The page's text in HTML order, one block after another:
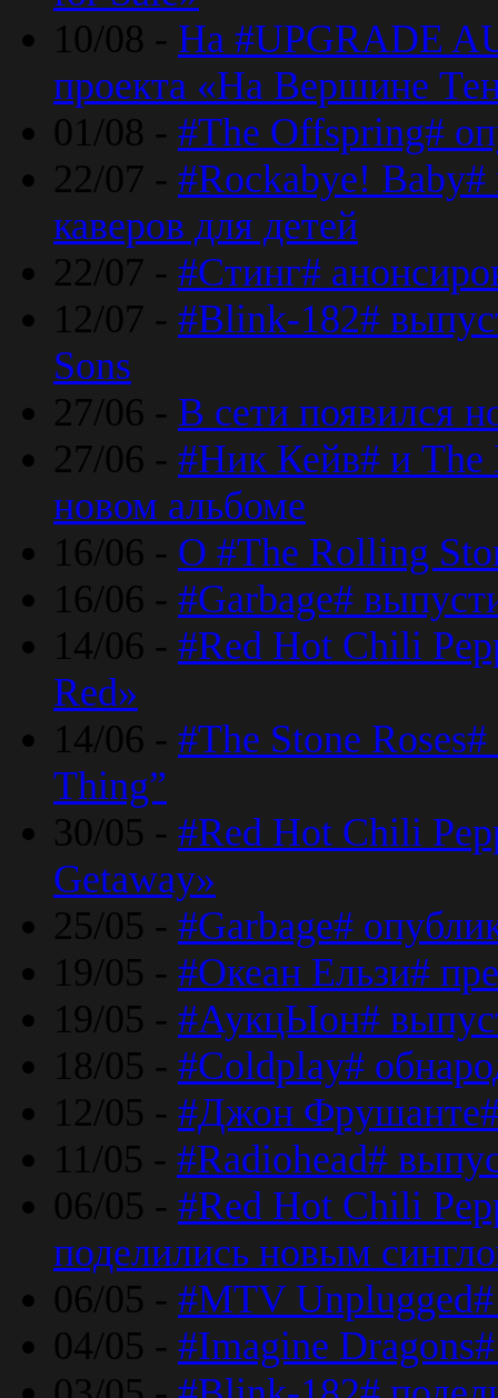
10/08 - На #UPGRADE
проекта «На Вершине
01/08 - #The Offspring#
22/07 - #Rockabye!
каверов для детей
22/07 - #Стинг#
12/07 - #Blink-182#
Sons
27/06 - В сети появился
27/06 - #Ник Кейв# и The
новом альбоме
16/06 - О #The Rolling
16/06 - #Garbage#
14/06 - #Red Hot Chili
Red»
14/06 - #The Stone
Thing”
30/05 - #Red Hot Chili
Getaway»
25/05 - #Garbage#
19/05 - #Океан Ельзи#
19/05 - #АукцЫон#
18/05 - #Coldplay#
12/05 - #Джон
11/05 - #Radiohead#
06/05 - #Red Hot Chili
поделились новым
06/05 - #MTV Unplugged#
04/05 - #Imagine